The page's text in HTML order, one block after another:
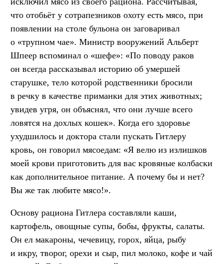
что отобьёт у сотрапезников охоту есть мясо, при
появлении на столе бульона он заговаривал
о «трупном чае». Министр вооружений Альберт
Шпеер вспоминал о «шефе»: «По поводу раков
он всегда рассказывал историю об умершей
старушке, тело которой родственники бросили
в речку в качестве приманки для этих животных;
увидев угря, он объяснял, что они лучше всего
ловятся на дохлых кошек». Когда его здоровье
ухудшилось и доктора стали пускать Гитлеру
кровь, он говорил мясоедам: «Я велю из излишков
моей крови приготовить для вас кровяные колбаски
как дополнительное питание. А почему бы и нет?
Вы же так любите мясо!».
Основу рациона Гитлера составляли каши,
картофель, овощные супы, бобы, фрукты, салаты.
Он ел макароны, чечевицу, горох, яйца, рыбу
и икру, творог, орехи и сыр, пил молоко, кофе и чай